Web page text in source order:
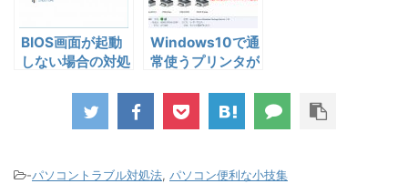
BIOS画面が起動
しない場合の対処
Windows10で通
常使うプリンタが
-パソコントラブル対処法, パソコン便利な小技集